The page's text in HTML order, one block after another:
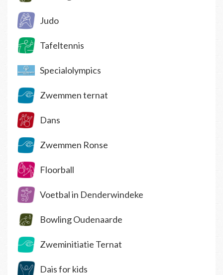
Judo
Tafeltennis
Specialolympics
Zwemmen ternat
Dans
Zwemmen Ronse
Floorball
Voetbal in Denderwindeke
Bowling Oudenaarde
Zweminitiatie Ternat
Dais for kids